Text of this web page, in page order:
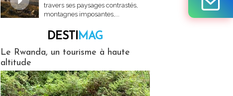
travers ses paysages contrastés,
montagnes imposantes,...
DESTIMAG
Le Rwanda, un tourisme à haute
altitude